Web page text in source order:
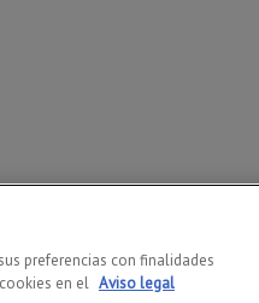
702 524
preferencias con finalidades
en el Aviso legal